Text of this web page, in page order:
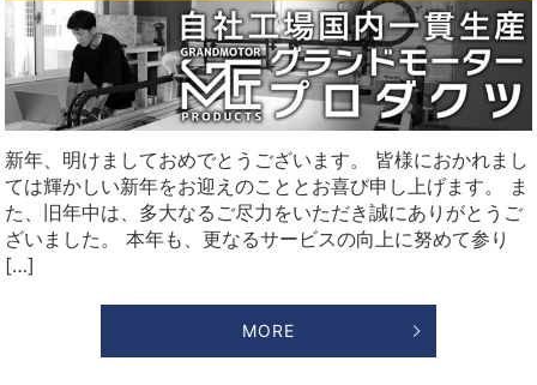
新年、明けましておめでとうございます。 皆様におかれまし
ては輝かしい新年をお迎えのこととお喜び申し上げます。 ま
た、旧年中は、多大なるご尽力をいただき誠にありがとうご
ざいました。 本年も、更なるサービスの向上に努めて参り
[…]
MORE